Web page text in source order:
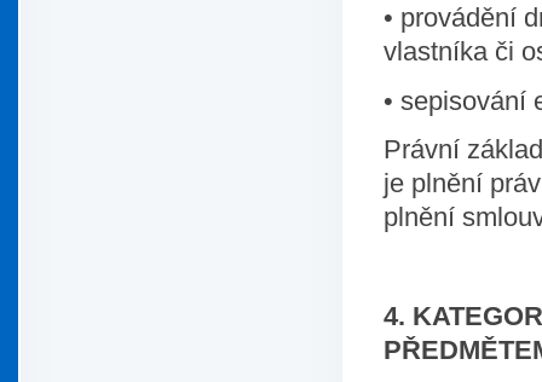
• provádění
vlastníka či
• sepisování
Právní
je plnění
plnění
4.